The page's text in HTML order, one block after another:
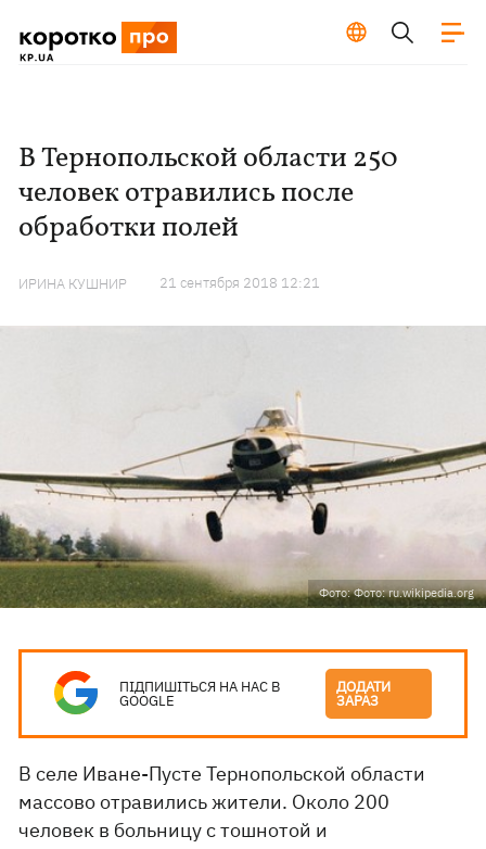
В Тернопольской области 250
человек отравились после
обработки полей
ИРИНА КУШНИР 21 сентября 2018 12:21
Фото: Фото: ru.wikipedia.org
ПІДПИШІТЬСЯ НА НАС В
GOOGLE
ДОДАТИ
ЗАРАЗ
В селе Иване-Пусте Тернопольской области
массово отравились жители. Около 200
человек в больницу с тошнотой и